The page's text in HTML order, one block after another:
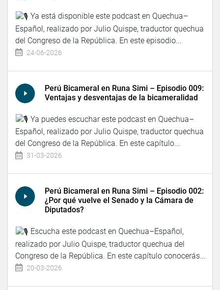
Ya está disponible este podcast en Quechua–
Español, realizado por Julio Quispe, traductor quechua
del Congreso de la República. En este episodio...
24-06-2026
Perú Bicameral en Runa Simi – Episodio 009:
Ventajas y desventajas de la bicameralidad
Ya puedes escuchar este podcast en Quechua–
Español, realizado por Julio Quispe, traductor quechua
del Congreso de la República. En este capítulo...
31-03-2026
Perú Bicameral en Runa Simi – Episodio 002:
¿Por qué vuelve el Senado y la Cámara de
Diputados?
Escucha este podcast en Quechua–Español,
realizado por Julio Quispe, traductor quechua del
Congreso de la República. En este capítulo conocerás...
20-03-2026